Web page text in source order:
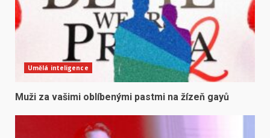
Umělá inteligence
Muži za vašimi oblíbenými pastmi na žízeň gayů